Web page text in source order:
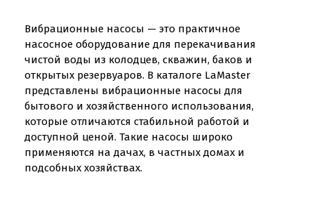
Вибрационные насосы — это практичное
насосное оборудование для перекачивания
чистой воды из колодцев, скважин, баков и
открытых резервуаров. В каталоге LaMaster
представлены вибрационные насосы для
бытового и хозяйственного использования,
которые отличаются стабильной работой и
доступной ценой. Такие насосы широко
применяются на дачах, в частных домах и
подсобных хозяйствах.